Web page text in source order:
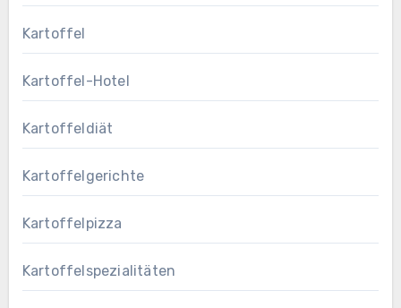
Kartoffel
Kartoffel-Hotel
Kartoffeldiät
Kartoffelgerichte
Kartoffelpizza
Kartoffelspezialitäten